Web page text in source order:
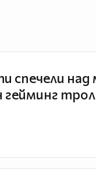
спечели над
гейминг